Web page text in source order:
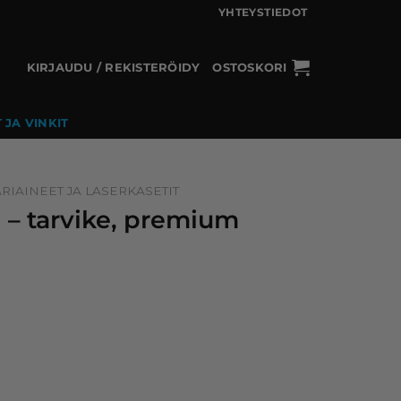
YHTEYSTIEDOT
KIRJAUDU / REKISTERÖIDY OSTOSKORI
JA VINKIT
JA LASERKASETIT
– tarvike, premium